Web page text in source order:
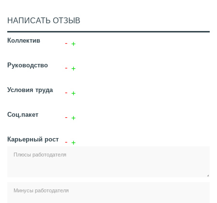
НАПИСАТЬ ОТЗЫВ
Коллектив
Руководство
Условия труда
Соц.пакет
Карьерный рост